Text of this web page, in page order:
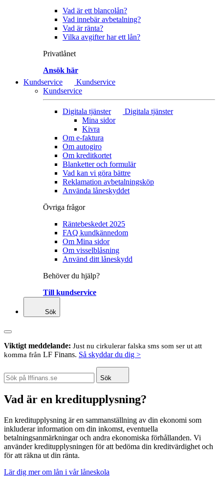
Vad är ett blancolån?
Vad innebär avbetalning?
Vad är ränta?
Vilka avgifter har ett lån?
Privatlånet
Ansök här
Kundservice
Kundservice
Kundservice
Digitala tjänster
Digitala tjänster
Mina sidor
Kivra
Om e-faktura
Om autogiro
Om kreditkortet
Blanketter och formulär
Vad kan vi göra bättre
Reklamation avbetalningsköp
Använda låneskyddet
Övriga frågor
Räntebeskedet 2025
FAQ kundkännedom
Om Mina sidor
Om visselblåsning
Använd ditt låneskydd
Behöver du hjälp?
Till kundservice
Sök
Viktigt meddelande: Just nu cirkulerar falska sms som ser ut att
komma från LF Finans. Så skyddar du dig >
Sök
Vad är en kreditupplysning?
En kreditupplysning är en sammanställning av din ekonomi som
inkluderar information om din inkomst, eventuella
betalningsanmärkningar och andra ekonomiska förhållanden. Vi
använder kreditupplysningen för att bedöma din kreditvärdighet och
för att räkna ut din ränta.
Lär dig mer om lån i vår låneskola